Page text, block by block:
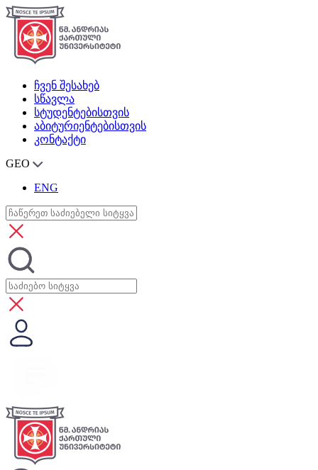
ჩვენ შესახებ
სწავლა
სტუდენტებისთვის
აბიტურიენტებისთვის
კონტაქტი
GEO
ENG